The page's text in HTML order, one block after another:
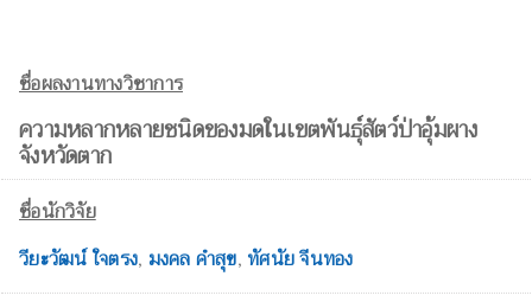
ชื่อผลงานทางวิชาการ
ความหลากหลายชนิดของมดในเขตพันธุ์สัตว์ป่าอุ้มผาง
จังหวัดตาก
ชื่อนักวิจัย
วียะวัฒน์ ใจตรง, มงคล คำสุข, ทัศนัย จีนทอง